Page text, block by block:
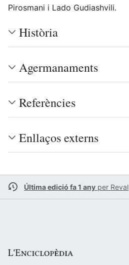
Pirosmani i Lado Gudiashvili.
Història
Agermanaments
Referències
Enllaços externs
Última edició fa 1 any per Reval